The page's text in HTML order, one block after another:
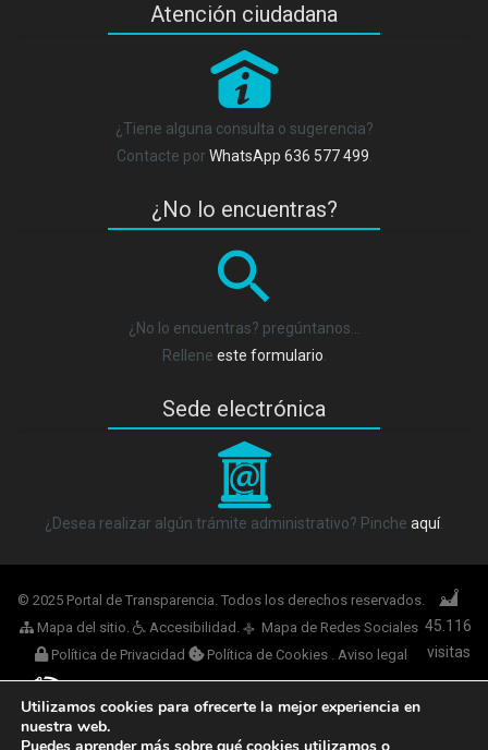
Atención ciudadana
P
¿Tiene alguna consulta o sugerencia?
Contacte por WhatsApp 636 577 499
¿No lo encuentras?
¿No lo encuentras? pregúntanos…
Rellene este formulario
Sede electrónica
_
¿Desea realizar algún trámite administrativo? Pinche aquí.
© 2025 Portal de Transparencia. Todos los derechos reservados.
Mapa del sitio. Accesibilidad . q
Mapa de Redes Sociales
Política de Privacidad
Política de Cookies . Aviso legal
45.116
visitas
Ogov Tech
Utilizamos cookies para ofrecerte la mejor experiencia en
nuestra web.